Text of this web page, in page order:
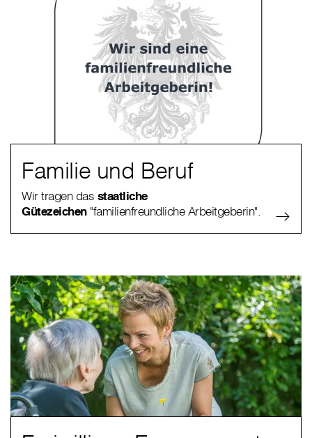
Familie und Beruf
Wir tragen das staatliche
Gütezeichen"familienfreundliche Arbeitgeberin".